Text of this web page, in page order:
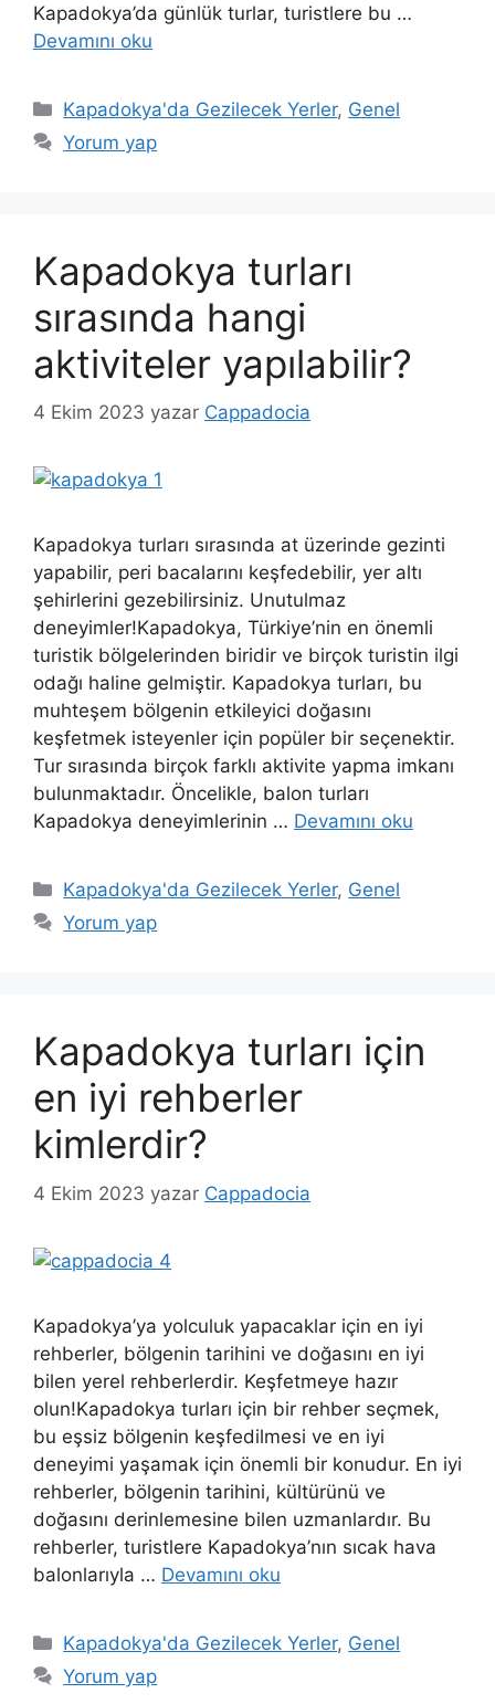
Kapadokya’da günlük turlar, turistlere bu …
Devamını oku
Kategoriler
Kapadokya'da Gezilecek Yerler, Genel
Yorum yap
Kapadokya turları
sırasında hangi
aktiviteler yapılabilir?
4 Ekim 2023 yazar Cappadocia
Kapadokya turları sırasında at üzerinde gezinti
yapabilir, peri bacalarını keşfedebilir, yer altı
şehirlerini gezebilirsiniz. Unutulmaz
deneyimler!Kapadokya, Türkiye’nin en önemli
turistik bölgelerinden biridir ve birçok turistin ilgi
odağı haline gelmiştir. Kapadokya turları, bu
muhteşem bölgenin etkileyici doğasını
keşfetmek isteyenler için popüler bir seçenektir.
Tur sırasında birçok farklı aktivite yapma imkanı
bulunmaktadır. Öncelikle, balon turları
Kapadokya deneyimlerinin … Devamını oku
Kategoriler
Kapadokya'da Gezilecek Yerler, Genel
Yorum yap
Kapadokya turları için
en iyi rehberler
kimlerdir?
4 Ekim 2023 yazar Cappadocia
Kapadokya’ya yolculuk yapacaklar için en iyi
rehberler, bölgenin tarihini ve doğasını en iyi
bilen yerel rehberlerdir. Keşfetmeye hazır
olun!Kapadokya turları için bir rehber seçmek,
bu eşsiz bölgenin keşfedilmesi ve en iyi
deneyimi yaşamak için önemli bir konudur. En iyi
rehberler, bölgenin tarihini, kültürünü ve
doğasını derinlemesine bilen uzmanlardır. Bu
rehberler, turistlere Kapadokya’nın sıcak hava
balonlarıyla … Devamını oku
Kategoriler
Kapadokya'da Gezilecek Yerler, Genel
Yorum yap